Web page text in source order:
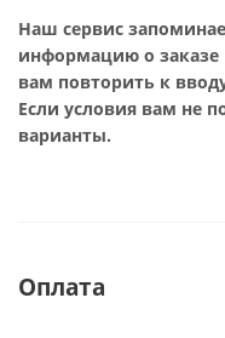
Наш сервис
информацию о
вам повторить к
Если условия вам не
варианты.
Оплата